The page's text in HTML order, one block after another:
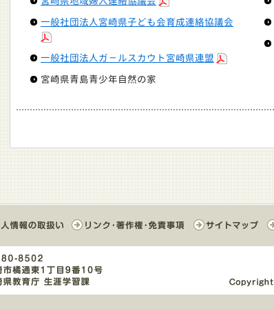
一般社団法人宮崎県子ども会育成連絡協議会
一般社団法人ガ－ルスカウト宮崎県連盟
宮崎県青島青少年自然の家